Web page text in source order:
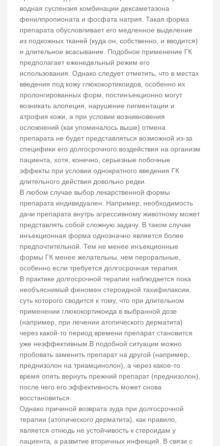
водная суспензия комбинации дексаметазона
фенилпропионата и фосфата натрия. Такая форма
препарата обусловливает его медленное выделение
из подкожных тканей (куда он, собственно, и вводится)
и длительное всасывание. Подобное применение ГК
предполагает еженедельный режим его
использования. Однако следует отметить, что в местах
введения под кожу глюкокортикоидов, особенно их
пролонгированных форм, постинъекционно могут
возникать алопеция, нарушение пигментации и
атрофия кожи, а при условии возникновения
осложнений (как упоминалось выше) отмена
препарата не будет представляться возможной из-за
специфики его долгосрочного воздействия на организм
пациента, хотя, конечно, серьезные побочные
эффекты при условии однократного введения ГК
длительного действия довольно редки.
В любом случае выбор лекарственной формы
препарата индивидуален. Например, необходимость
дачи препарата внутрь агрессивному животному может
представлять собой сложную задачу. В таком случае
инъекционная форма однозначно является более
предпочтительной. Тем не менее инъекционные
формы ГК менее желательны, чем пероральные,
особенно если требуется долгосрочная терапия.
В практике долгосрочной терапии наблюдается пока
необъяснимый феномен стероидной тахифилаксии,
суть которого сводится к тому, что при длительном
применении глюкокортикоида в выбранной дозе
(например, при лечении атопического дерматита)
через какой-то период времени препарат становится
уже неэффективным.В подобной ситуации можно
пробовать заменить препарат на другой (например,
преднизолон на триамцинолон), а через какое-то
время опять вернуть прежний препарат (преднизолон),
после чего его эффективность может снова
восстановиться.
Однако причиной возврата зуда при долгосрочной
терапии (атопического дерматита), как правило,
является отнюдь не устойчивость к стероидам у
пациента, а развитие вторичных инфекций. В связи с